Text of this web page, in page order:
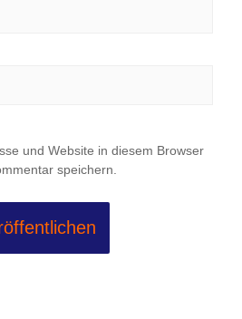
und Website in diesem Browser
speichern.